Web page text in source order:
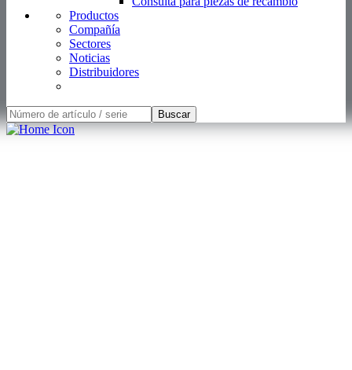
Productos
Compañía
Sectores
Noticias
Distribuidores
Buscar